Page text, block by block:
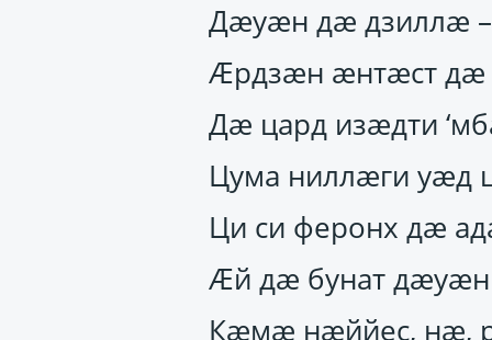
Дӕуӕн дӕ дзиллӕ
Ӕрдзӕн ӕнтӕст дӕ
Дӕ цард изӕдти
Цума ниллӕги уӕд
Ци си феронх дӕ
Ӕй дӕ бунат
Кӕмӕ нӕййес, нӕ,